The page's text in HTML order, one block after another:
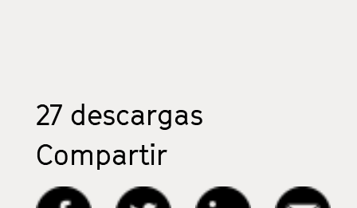
27 descargas
Compartir